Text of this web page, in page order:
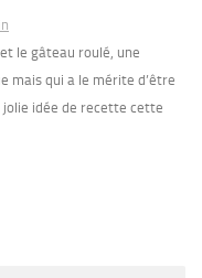
le gâteau roulé, une
mais qui a le mérite d’être
idée de recette cette